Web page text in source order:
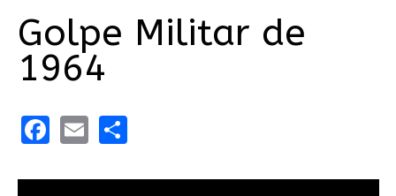
Golpe Militar de
1964
Facebook
EmailShare